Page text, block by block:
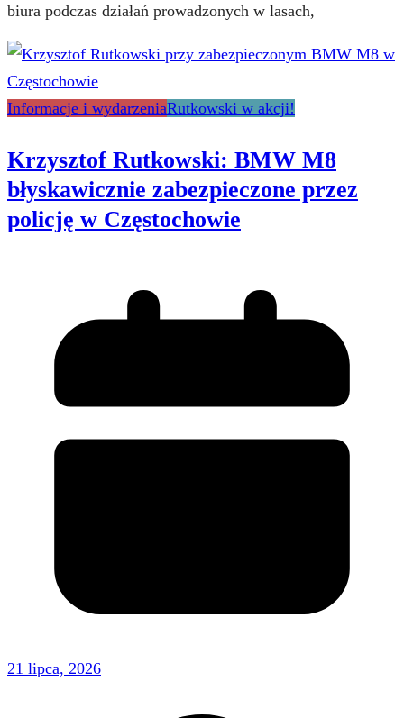
biura podczas działań prowadzonych w lasach,
Informacje i wydarzeniaRutkowski w akcji!
Krzysztof Rutkowski: BMW M8
błyskawicznie zabezpieczone przez
policję w Częstochowie
21 lipca, 2026